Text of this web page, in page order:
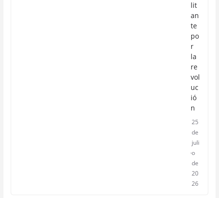
lit
an
te
po
r
la
re
vol
uc
ió
n
25
de
juli
o
de
20
26